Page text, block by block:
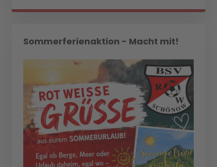
Sommerferienaktion - Macht mit!